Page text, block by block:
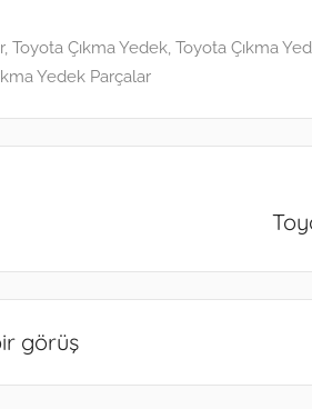
, Toyota Çıkma Yedek, Toyota Çıkma
Yedek Parçalar
görüş